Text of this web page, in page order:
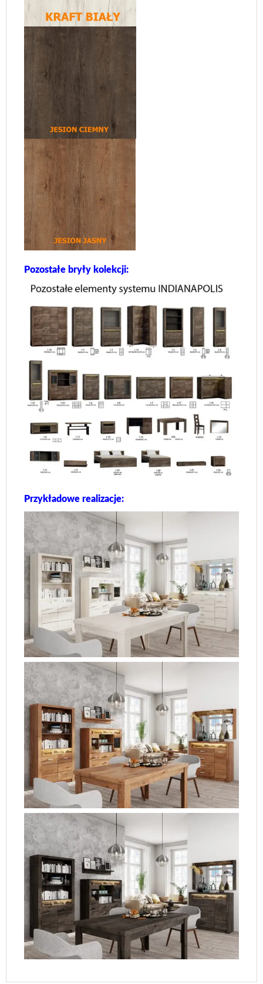
Pozostałe bryły kolekcji:
Przykładowe realizacje: